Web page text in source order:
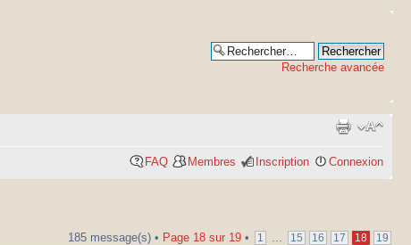
Recherche avancée
FAQ Membres Inscription Connexion
185 message(s) • Page 18 sur 19 • 1 15 16 17 18 19